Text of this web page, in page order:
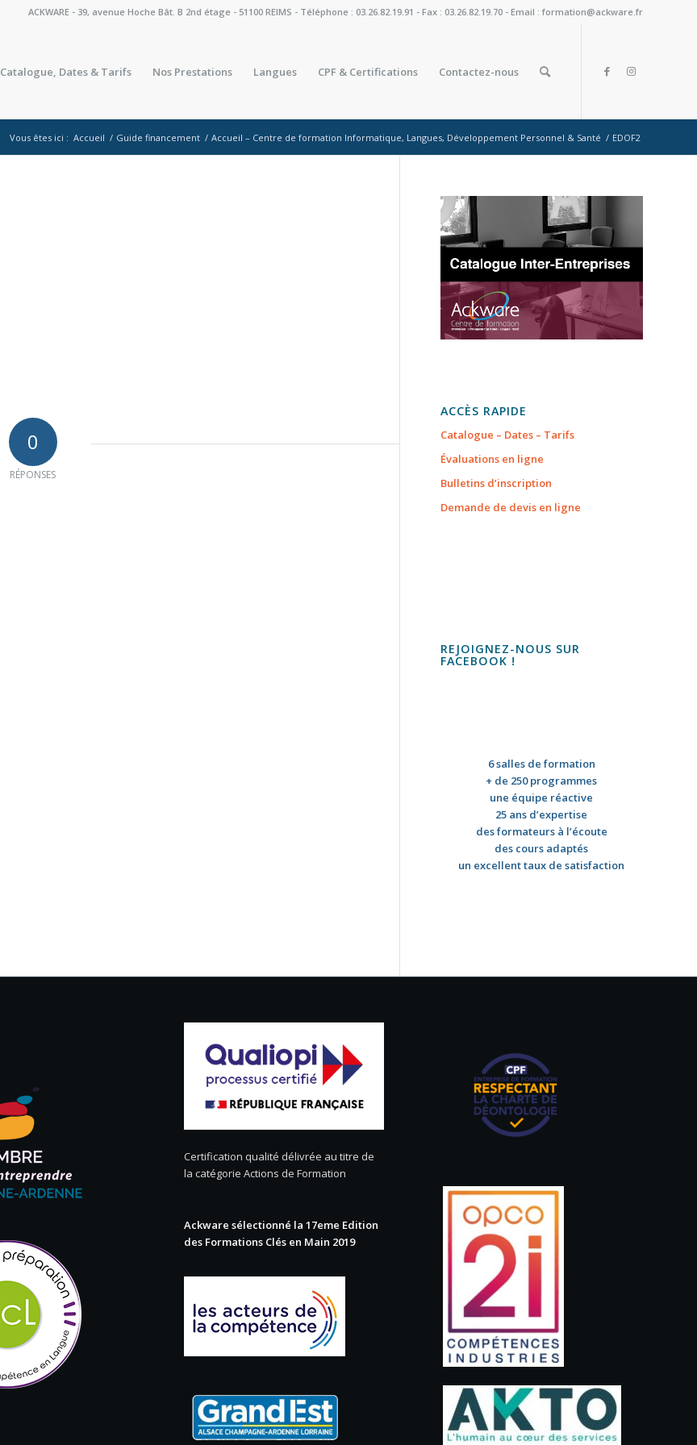
ACKWARE - 39, avenue Hoche Bât. B 2nd étage - 51100 REIMS - Téléphone : 03.26.82.19.91 - Fax : 03.26.82.19.70 - Email : formation@ackware.fr
Catalogue, Dates & Tarifs Nos Prestations Langues CPF & Certifications Contactez-nous
Vous êtes ici : Accueil / Guide financement / Accueil – Centre de formation Informatique, Langues, Développement Personnel & Santé / EDOF2
0
RÉPONSES
ACCÈS RAPIDE
Catalogue – Dates – Tarifs
Évaluations en ligne
Bulletins d’inscription
Demande de devis en ligne
REJOIGNEZ-NOUS SUR
FACEBOOK !
6 salles de formation
+ de 250 programmes
une équipe réactive
25 ans d’expertise
des formateurs à l’écoute
des cours adaptés
un excellent taux de satisfaction
Certification qualité délivrée au titre de
la catégorie Actions de Formation
Ackware sélectionné la 17eme Edition
des Formations Clés en Main 2019